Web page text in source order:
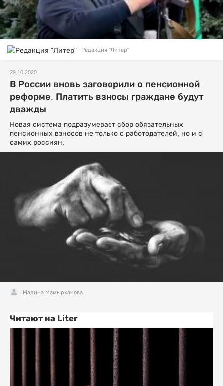
Редакция "Литер"
29.10.2020
В России вновь заговорили о пенсионной
реформе. Платить взносы граждане будут
дважды
Новая система подразумевает сбор обязательных
пенсионных взносов не только с работодателей, но и с
самих россиян.
Мадина Мамырханова
Читают на Liter